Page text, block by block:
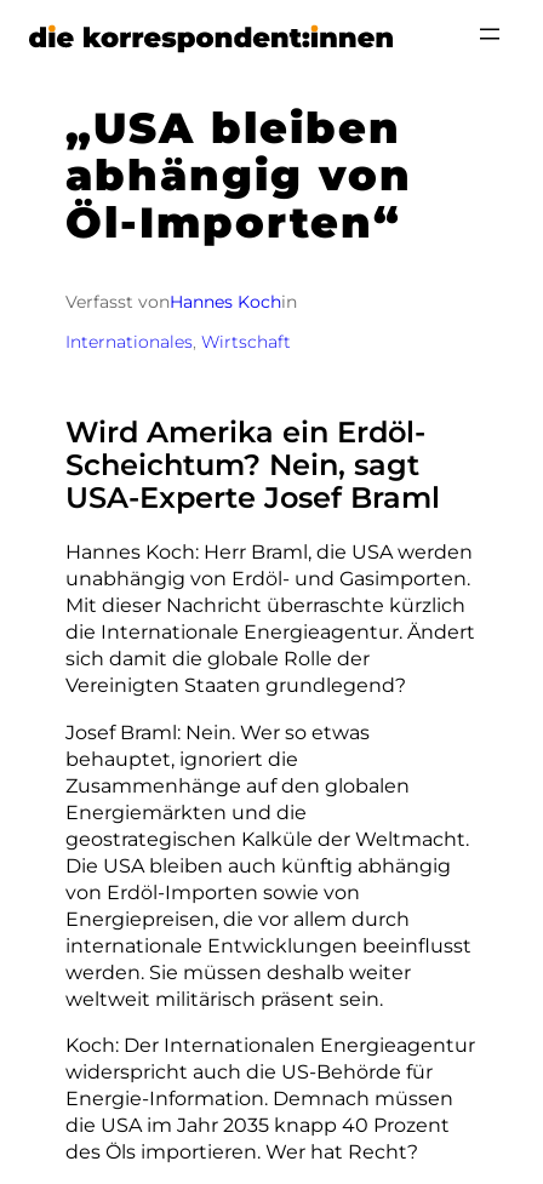
Zum
„USA bleiben
abhängig von
Öl-Importen“
Verfasst vonHannes Kochin
Internationales, Wirtschaft
Wird Amerika ein Erdöl-
Scheichtum? Nein, sagt
USA-Experte Josef Braml
Hannes Koch: Herr Braml, die USA werden
unabhängig von Erdöl- und Gasimporten.
Mit dieser Nachricht überraschte kürzlich
die Internationale Energieagentur. Ändert
sich damit die globale Rolle der
Vereinigten Staaten grundlegend?
Josef Braml: Nein. Wer so etwas
behauptet, ignoriert die
Zusammenhänge auf den globalen
Energiemärkten und die
geostrategischen Kalküle der Weltmacht.
Die USA bleiben auch künftig abhängig
von Erdöl-Importen sowie von
Energiepreisen, die vor allem durch
internationale Entwicklungen beeinflusst
werden. Sie müssen deshalb weiter
weltweit militärisch präsent sein.
Koch: Der Internationalen Energieagentur
widerspricht auch die US-Behörde für
Energie-Information. Demnach müssen
die USA im Jahr 2035 knapp 40 Prozent
des Öls importieren. Wer hat Recht?